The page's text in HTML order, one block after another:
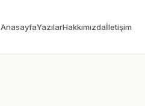
AnasayfaYazılarHakkımızdaİletişim